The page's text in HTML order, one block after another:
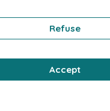
Refuse
Accept